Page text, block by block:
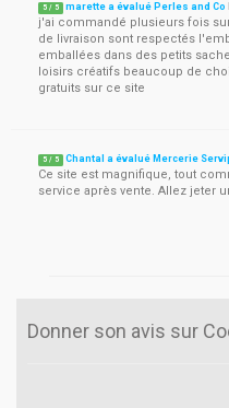
5 / 5 marette a évalué Perles and Co
j'ai commandé plusieurs fois
de livraison sont respectés
emballées dans des petits
loisirs créatifs beaucoup de
gratuits sur ce site
5 / 5 Chantal a évalué Mercerie
Ce site est magnifique, tout
service après vente. Allez jeter
Donner son avis sur